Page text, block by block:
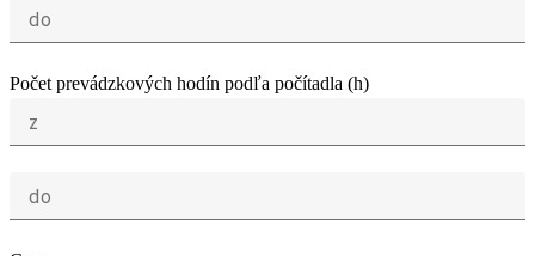
do
Počet prevádzkových hodín podľa počítadla (h)
z
do